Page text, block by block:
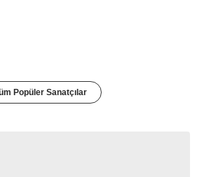
Popüler Sanatçılar